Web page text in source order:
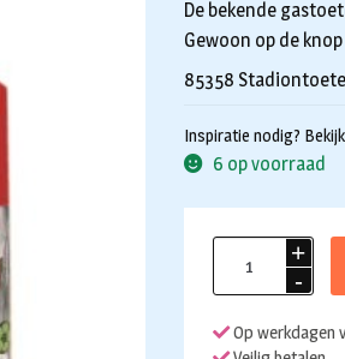
De bekende
Gewoon op de
85358
Inspiratie nodig?
6 op voorraad
Stadiontoeter
Op werkdagen